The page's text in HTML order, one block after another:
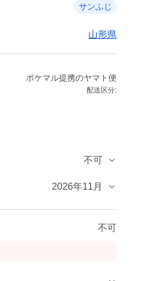
サンふじ
山形県
ポケマル提携のヤマト便
配送区分:
不可
2026年11月
不可